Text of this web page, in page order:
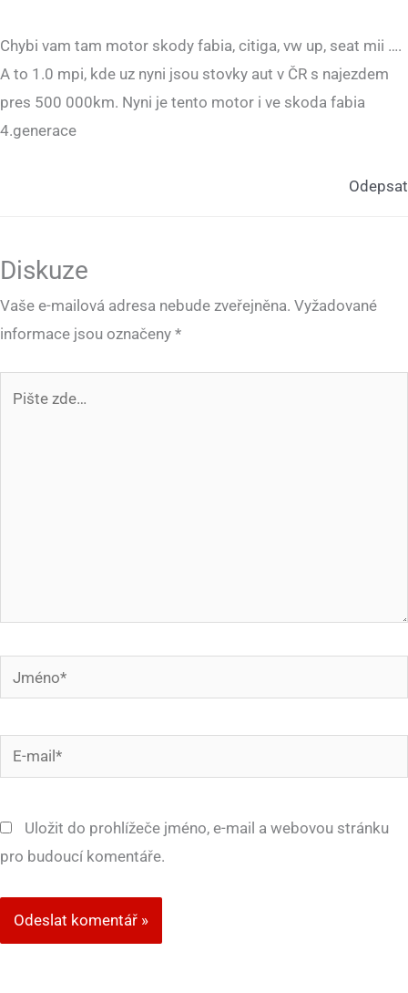
Chybi vam tam motor skody fabia, citiga, vw up, seat mii ….
A to 1.0 mpi, kde uz nyni jsou stovky aut v ČR s najezdem
pres 500 000km. Nyni je tento motor i ve skoda fabia
4.generace
Odepsat
Diskuze
Vaše e-mailová adresa nebude zveřejněna. Vyžadované
informace jsou označeny *
Jméno*
mail*
Uložit do prohlížeče jméno, e-mail a webovou stránku
pro budoucí komentáře.